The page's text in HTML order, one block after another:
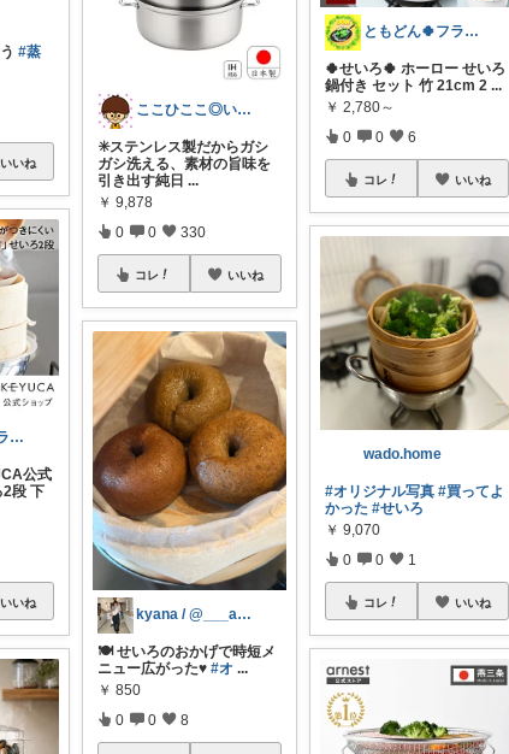
う#蒸
いいね
ともどん🍀フライパン料理ある暮らし🍳
公式
2段 下
いいね
ここひここ◎いつも有難うございます。
✳️ステンレス製だからガシ
ガシ洗える、素材の旨味を
引き出す純日 ...
￥ 9,878
0 0 330
コレ いいね
kyana / @___ao.kyn
🍽️ せいろのおかげで時短メ
ニュー広がった♥️#オ ...
￥ 850
0 0 8
ともどん🍀フライパン料理ある暮らし🍳
🍀せいろ🍀 ホーロー せいろ
鍋付き セット 竹 21cm 2 ...
￥ 2,780～
0 0 6
コレ いいね
wado.home
#オリジナル写真 #買ってよ
かった #せいろ
￥ 9,070
0 0 1
コレ いいね